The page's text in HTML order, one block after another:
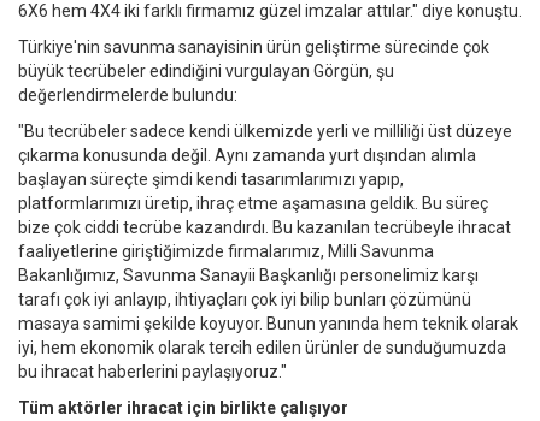
6X6 hem 4X4 iki farklı firmamız güzel imzalar attılar." diye konuştu.
Türkiye'nin savunma sanayisinin ürün geliştirme sürecinde çok
büyük tecrübeler edindiğini vurgulayan Görgün, şu
değerlendirmelerde bulundu:
"Bu tecrübeler sadece kendi ülkemizde yerli ve milliliği üst düzeye
çıkarma konusunda değil. Aynı zamanda yurt dışından alımla
başlayan süreçte şimdi kendi tasarımlarımızı yapıp,
platformlarımızı üretip, ihraç etme aşamasına geldik. Bu süreç
bize çok ciddi tecrübe kazandırdı. Bu kazanılan tecrübeyle ihracat
faaliyetlerine giriştiğimizde firmalarımız, Milli Savunma
Bakanlığımız, Savunma Sanayii Başkanlığı personelimiz karşı
tarafı çok iyi anlayıp, ihtiyaçları çok iyi bilip bunları çözümünü
masaya samimi şekilde koyuyor. Bunun yanında hem teknik olarak
iyi, hem ekonomik olarak tercih edilen ürünler de sunduğumuzda
bu ihracat haberlerini paylaşıyoruz."
Tüm aktörler ihracat için birlikte çalışıyor